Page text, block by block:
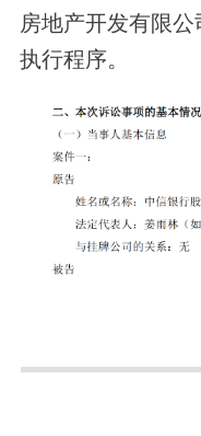
房地产开发有限
执行程序。